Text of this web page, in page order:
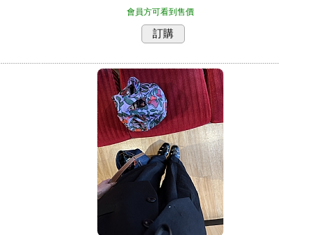
會員方可看到售價
訂購